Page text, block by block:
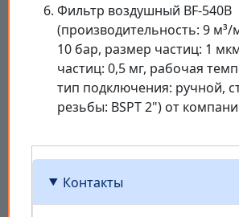
Фильтр воздушный BF-540B
(производительность: 9 м³/
10 бар, размер частиц: 1
частиц: 0,5 мг, рабочая
тип подключения: ручной,
резьбы: BSPT 2") от
Контакты